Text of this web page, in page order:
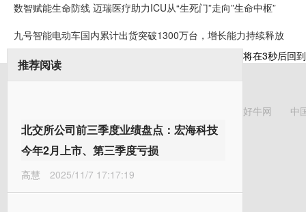
数智赋能生命防线 迈瑞医疗助力ICU从“生死门”走向”生命中枢”
九号智能电动车国内累计出货突破1300万台，增长能力持续释放
推荐阅读
北交所公司前三季度业绩盘点：宏海科技
今年2月上市、第三季度亏损
高慧 2025/11/7 17:17:19
将在3秒后回
好牛网 中